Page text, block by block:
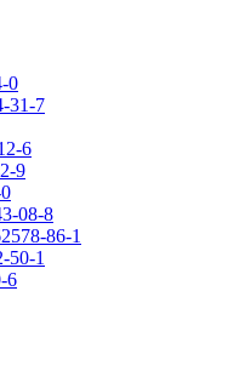
0
31-7
6
9
08-8
86-1
50-1
6